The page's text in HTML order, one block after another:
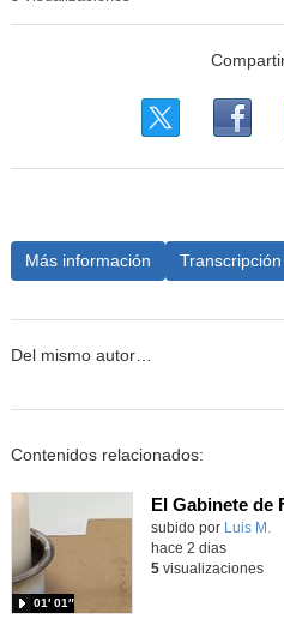
Más información Transcripción
Del mismo autor…
Contenidos relacionados:
Contenido educativo.
subido por Luis M.
01′ 01″
hace 2 dias
5visualizaciones